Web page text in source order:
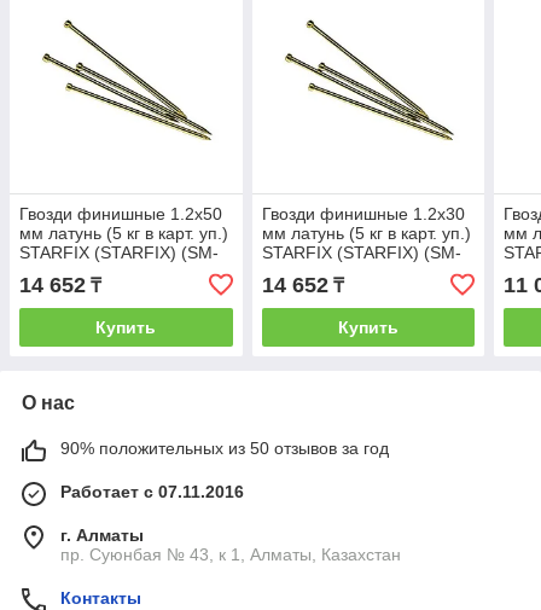
Гвозди финишные 1.2х50
мм латунь (5 кг в карт. уп.)
STARFIX (STARFIX) (SM-
14 652 ₸
Купить
Гвозди финишные 1.2х30
мм латунь (5 кг в карт. уп.)
STARFIX (STARFIX) (SM-
14 652₸
Купить
мм
11
О нас
90% положительных из 50 отзывов за год
Работает с 07.11.2016
г. Алматы
пр. Суюнбая № 43, к 1, Алматы, Казахстан
Контакты